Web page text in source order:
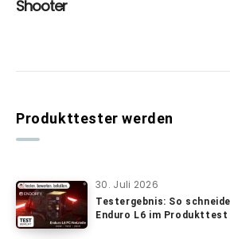
Produkttester werden
30. Juli 2026
Testergebnis: So
Enduro L6 im Produkttest